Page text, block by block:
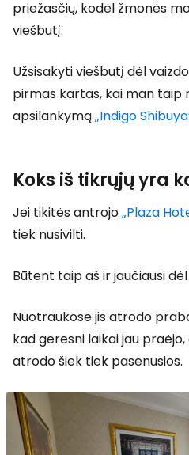
priežasčių, kodėl žmonės
viešbutį.
Užsisakyti viešbutį dėl
pirmas kartas, kai man taip
apsilankymą„Indigo
Koks iš tikrųjų yra
Jei tikitės antrojo„Plaza
tiek nusivilti.
Būtent taip aš ir jaučiausi
Nuotraukose jis atrodo
kad geresni laikai jau
atrodo šiek tiek pasenusios.